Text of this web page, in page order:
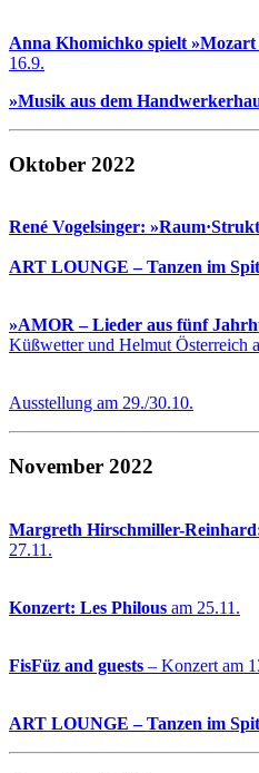
Anna Khomichko spielt »Mozart
16.9.
»Musik aus dem
Oktober 2022
René Vogelsinger:
ART LOUNGE – Tanzen im
»AMOR – Lieder aus fünf
Küßwetter und Helmut Österreich
Ausstellung am 29./30.10.
November 2022
Margreth Hirschmiller-
27.11.
Konzert: Les Philous am 25.11.
FisFüz and guests – Konzert am
ART LOUNGE – Tanzen im